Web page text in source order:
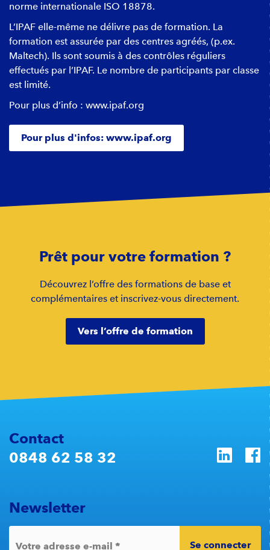
norme internationale ISO 18878.
L’IPAF elle-même ne délivre pas de formation. La
formation est assurée par des centres agréés, (p.ex.
Maltech). Ils sont soumis à des contrôles réguliers
effectués par l’IPAF. Le nombre de participants par classe
est limité.
Pour plus d’info : www.ipaf.org
Pour plus d'infos: www.ipaf.org
Prêt pour votre formation ?
Découvrez l’offre des formations de base et
complémentaires et inscrivez-vous directement.
Vers l’offre de formation
Contact
0848 62 58 32
Newsletter
Votre adresse e-mail * Se connecter